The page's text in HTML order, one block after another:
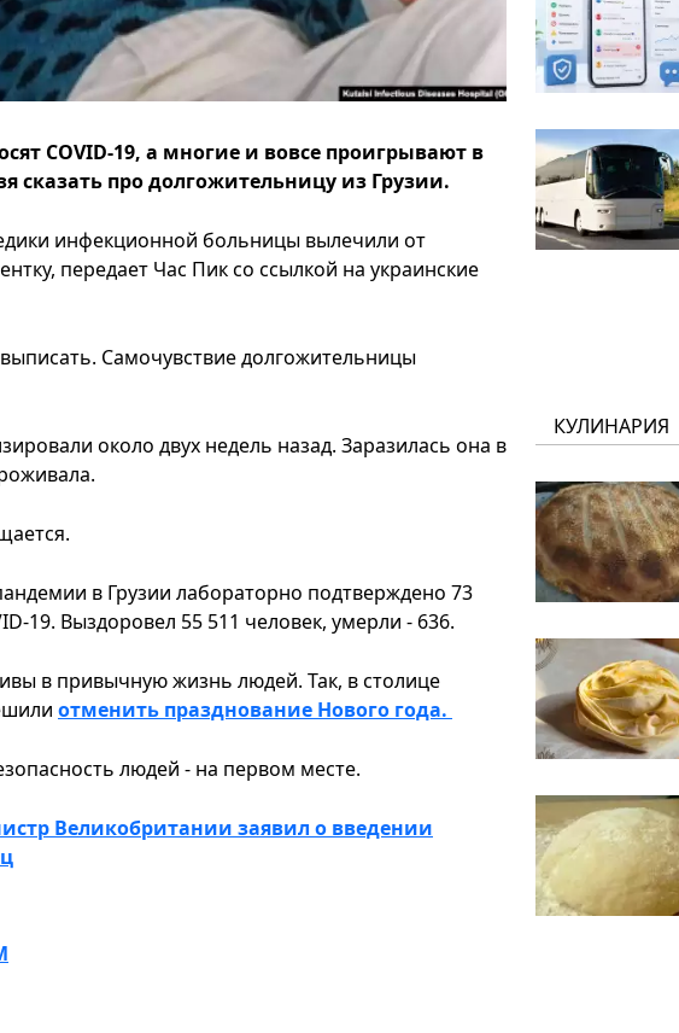
COVID-19, а многие и вовсе проигрывают в
сказать про долгожительницу из Грузии.
инфекционной больницы вылечили от
передает Час Пик со ссылкой на украинские
Самочувствие долгожительницы
около двух недель назад. Заразилась она в
в Грузии лабораторно подтверждено 73
19. Выздоровел 55 511 человек, умерли - 636.
в привычную жизнь людей. Так, в столице
отменить празднование Нового года.
людей - на первом месте.
Великобритании заявил о введении
КУЛИНАРИЯ